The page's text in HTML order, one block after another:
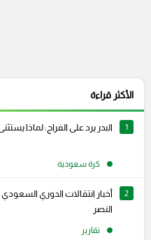
الأكثر قراءة
1 البدر يرد على الفراج: لماذا
كرة سعودية
2
أخبار انتقالات الدوري
النصر
تقارير